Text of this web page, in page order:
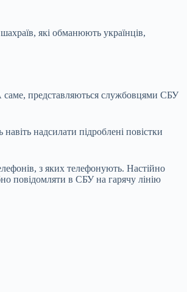
які обманюють українців,
саме, представляються службовцями СБУ
надсилати підроблені повістки
з яких телефонують. Настійно
повідомляти в СБУ на гарячу лінію